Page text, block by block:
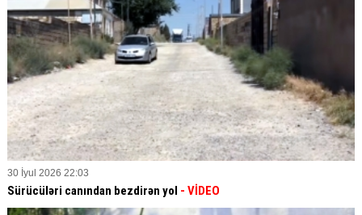
30 İyul 2026 22:03
Sürücüləri canından bezdirən yol - VİDEO